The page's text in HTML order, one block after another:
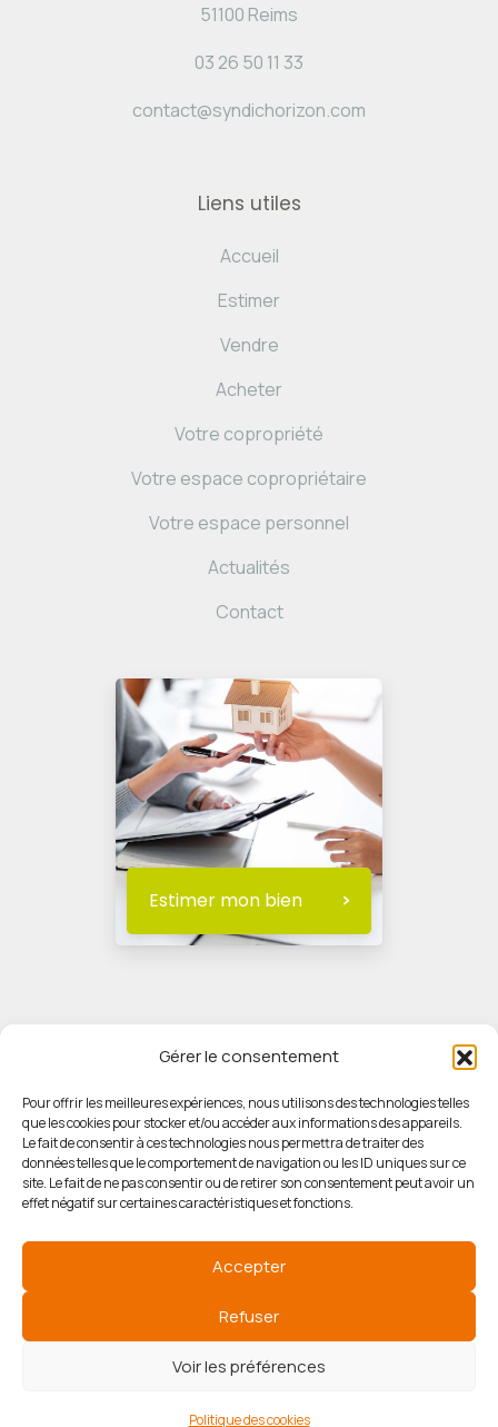
Gérer le consentement
Pour offrir les meilleures expériences, nous utilisons des technologies telles
que les cookies pour stocker et/ou accéder aux informations des appareils.
Le fait de consentir à ces technologies nous permettra de traiter des
données telles que le comportement de navigation ou les ID uniques sur ce
site. Le fait de ne pas consentir ou de retirer son consentement peut avoir un
effet négatif sur certaines caractéristiques et fonctions.
Accepter
Refuser
Voir les préférences
Politique des cookies
51100 Reims
03 26 50 11 33
contact@syndichorizon.com
Liens utiles
Accueil
Estimer
Vendre
Acheter
Votre copropriété
Votre espace copropriétaire
Votre espace personnel
Actualités
Contact
Estimer mon bien
© HORIZON IMMOBILIER
Mentions légales
Politique des cookies